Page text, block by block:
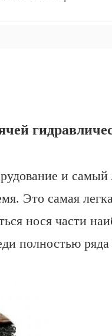
и
Это самая
нося части
полностью